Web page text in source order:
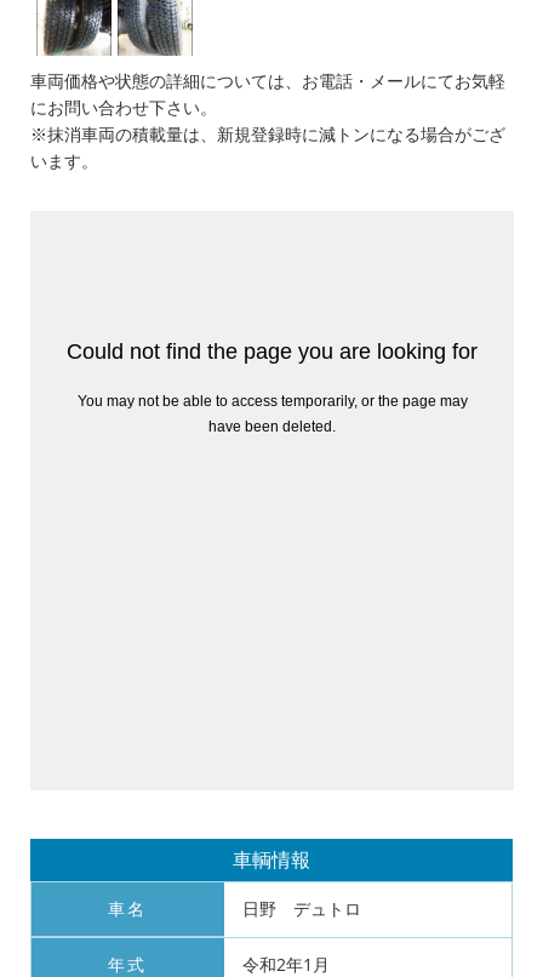
車両価格や状態の詳細については、お電話・メールにてお気軽
にお問い合わせ下さい。
※抹消車両の積載量は、新規登録時に減トンになる場合がござ
います。
車輌情報
車名 日野 デュトロ
年式 令和2年1月